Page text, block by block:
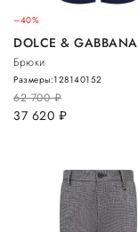
–40%
DOLCE & GABBANA
Брюки
62 700руб.
37 620 руб.
Размеры:128140152